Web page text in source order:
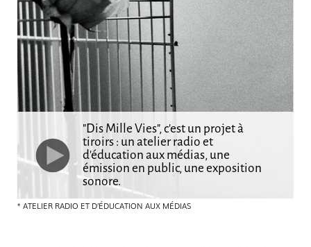
"Dis Mille Vies", c’est un projet à
tiroirs : un atelier radio et
d’éducation aux médias, une
émission en public, une exposition
sonore.
ATELIER RADIO ET D’ÉDUCATION AUX MÉDIAS